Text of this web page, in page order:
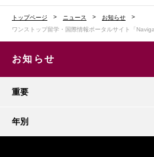
トップページ ニュース
お知らせ
ワンストップ留学・国際情報ポータルサイト「
お知らせ
重要
年別